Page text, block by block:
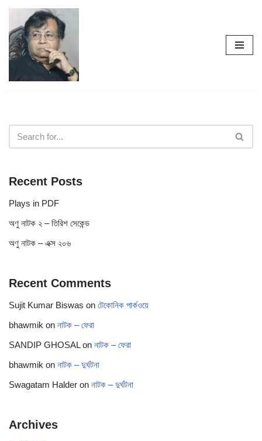
Skip
to
content
Recent Posts
Plays in PDF
অণু নাটক ২ – তিরিশ সেকেন্ড
অণু নাটক – এক্স ২০৬
Recent Comments
Sujit Kumar Biswas on টেকোনিক পার্কওয়ে
bhawmik on নাটক – ফেরা
SANDIP GHOSALon নাটক – ফেরা
bhawmik on নাটক – দুর্ঘটনা
Swagatam Halder on নাটক – দুর্ঘটনা
Archives